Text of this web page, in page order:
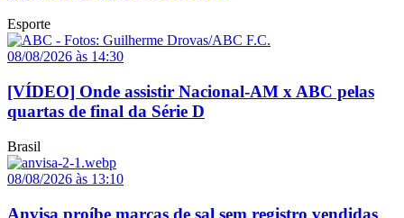
Esporte
08/08/2026 às 14:30
[VÍDEO] Onde assistir Nacional-AM x ABC pelas
quartas de final da Série D
Brasil
08/08/2026 às 13:10
Anvisa proíbe marcas de sal sem registro vendidas